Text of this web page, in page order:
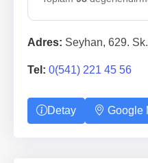
Adres: Seyhan, 629.
Tel: 0(541) 221 45 56
Detay Google